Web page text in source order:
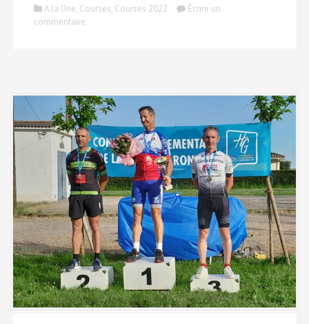
A la Une, Courses, Courses 2022
Écrire un
commentaire